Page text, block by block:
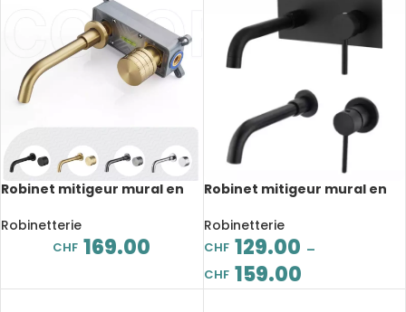
Robinet mitigeur mural en
minimaliste
Robinetterie
CHF 169.00
Robinet mitigeur mural en
noir
Robinetterie
CHF 129.00 –
CHF 159.00